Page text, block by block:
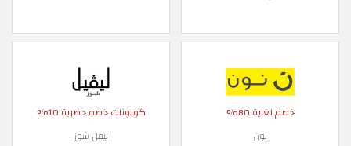
خصم لغاية 80%
نون
كوبونات خصم حصرية 10%
ليفل شوز